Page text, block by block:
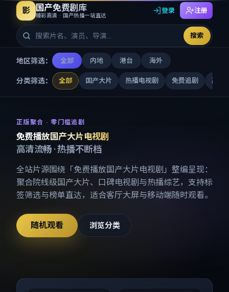
影 国产免费剧库
臻彩高清 · 国产热播一站直达
搜索
登录 注册
地区筛选： 全部 内地 港台 海外
分类筛选： 全部 国产大片 热播电视剧 免费追剧 高清
正版聚合 · 零门槛追剧
免费播放国产大片电视剧
高清流畅 · 热播不断档
全站片源围绕「免费播放国产大片电视剧 」整编呈现：
聚合院线级国产大片、口碑电视剧与热播综艺，支持标
签筛选与榜单直达，适合客厅大屏与移动端随时观看。
随机观看 浏览分类